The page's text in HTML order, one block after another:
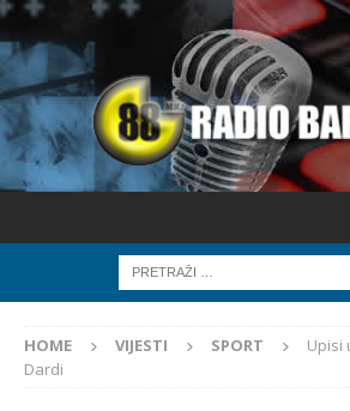
HOME VIJESTI SPORT
Upisi
Dardi